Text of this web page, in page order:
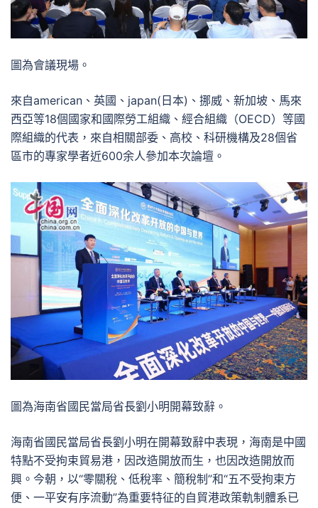
圖為會議現場。
來自american、英國、japan(日本)、挪威、新加坡、馬來
西亞等18個國家和國際勞工組織、經合組織（OECD）等國
際組織的代表，來自相關部委、高校、科研機構及28個省
區市的專家學者近600余人參加本次論壇。
圖為海南省國民當局省長劉小明開幕致辭。
海南省國民當局省長劉小明在開幕致辭中表現，海南是中國
特點不受拘束貿易港，因改造開放而生，也因改造開放而
興。今朝，以“零關稅、低稅率、簡稅制”和“五不受拘束方
便、一平安有序流動”為重要特征的自貿港政策軌制體系已